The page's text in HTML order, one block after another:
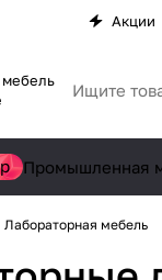
Акции
Промышленная
Лабораторная мебель